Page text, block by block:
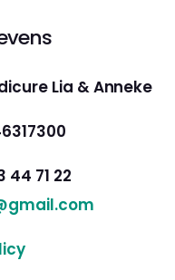
Lia & Anneke
44 71 22